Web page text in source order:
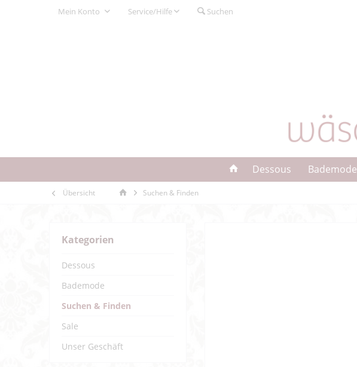
Mein Konto Service/Hilfe Suchen
Dessous Bademode
Übersicht Suchen & Finden
Kategorien
Dessous
Bademode
Suchen & Finden
Sale
Unser Geschäft